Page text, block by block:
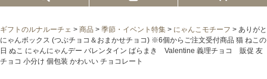
プチギフト
ギフトのルナルーチェ > 商品 > 季節・イベント特集 > にゃんこモチーフ > ありがと
にゃんボックス (つぶチョコ＆おまかせチョコ) ※6個からご注文受付商品 猫 ねこの
日 ぬこ にゃんにゃんデー バレンタイン ばらまき Valentine 義理チョコ 販促 友
チョコ 小分け 個包装 かわいい チョコレート